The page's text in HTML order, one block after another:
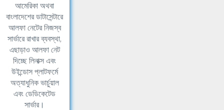
আমেরিকা অথবা
বাংলাদেশের ডাটাসেন্টারে
আলফা নেটের নিজস্ব
সার্ভারে রাখার ব্যবস্থা,
এছাড়াও আলফা নেট
দিচ্ছে লিনাক্স এবং
উইন্ডোস প্লাটফর্মে
অত্যাধুনিক ভার্চুয়াল
এবং ডেডিকেটেড
সার্ভার।